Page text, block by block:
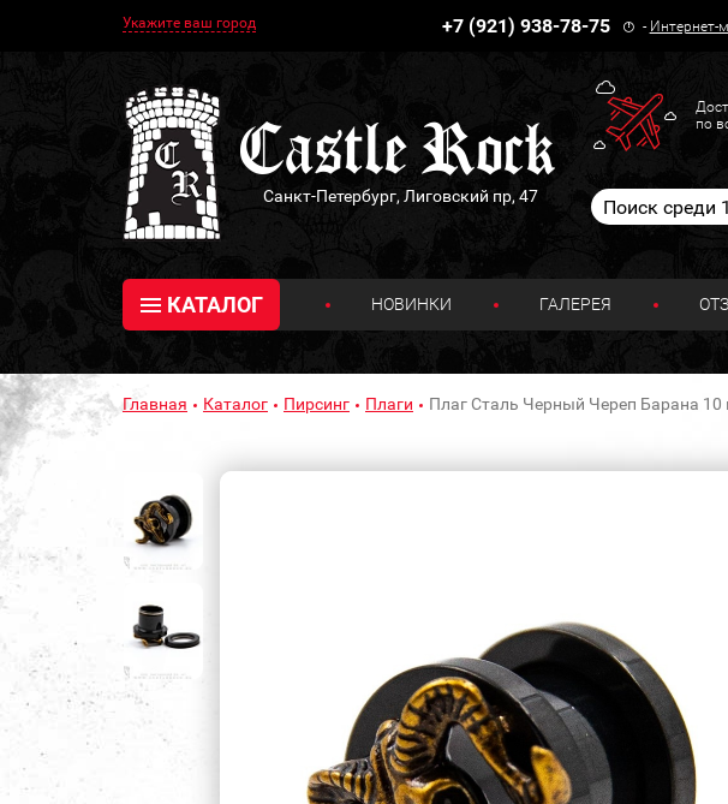
Укажите ваш город +7 (921) 938-78-75 - Интернет-
Санкт-Петербург, Лиговский пр, 47
по
КАТАЛОГ НОВИНКИ ГАЛЕРЕЯ
Главная Каталог Пирсинг Плаги Плаг Сталь Черный Череп Барана